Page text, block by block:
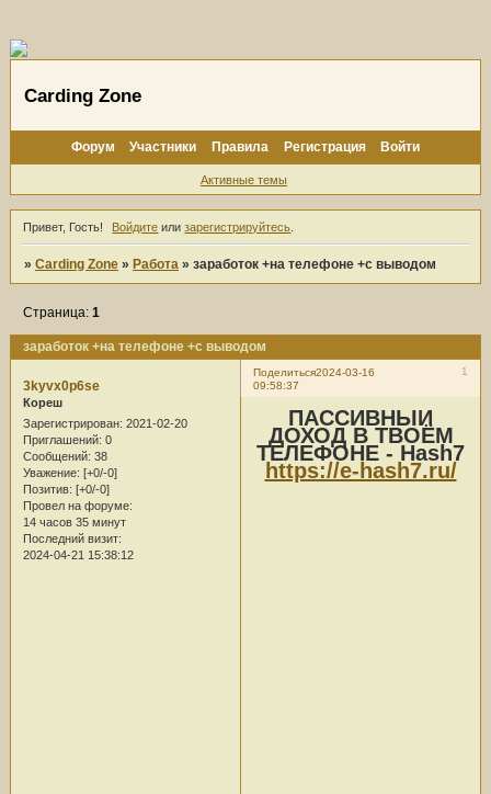
Carding Zone
Форум Участники Правила Регистрация Войти
Активные темы
Привет, Гость! Войдите илизарегистрируйтесь
»Carding Zone » Работа »заработок +на телефоне +с выводом
заработок +на телефоне +с выводом
Страница:1
Поделиться 1
2024-03-16
09:58:37
3kyvx0p6se
Кореш
Зарегистрирован: 2021-02-20
Приглашений: 0
Сообщений: 38
Уважение: [+0/-0]
Позитив: [+0/-0]
Провел на форуме:
14 часов 35 минут
Последний визит:
2024-04-21 15:38:12
ПАССИВНЫЙ
ДОХОД В ТВОЁМ
ТЕЛЕФОНЕ - Hash7
https://e-hash7.ru/